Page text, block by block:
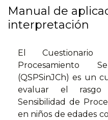
Manual de
interpretación
El Cuestionario
Procesamiento
(QSPSinJCh) es un
evaluar el rasgo
Sensibilidad de
en niños de edades